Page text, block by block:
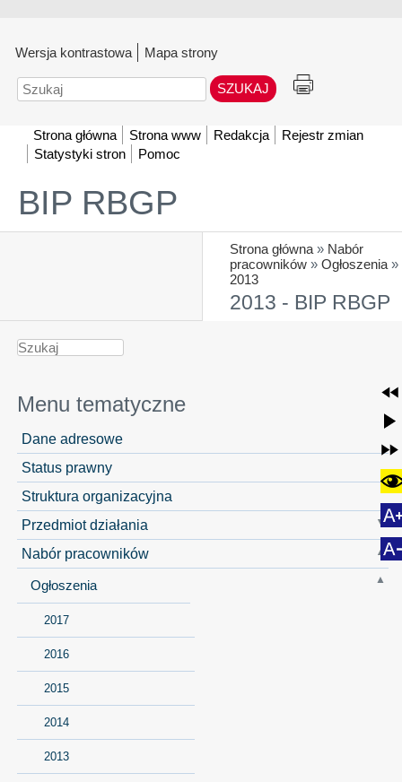
Wersja kontrastowa Mapa strony
Szukaj
Strona główna Strona www Redakcja
Rejestr zmian
Statystyki stron
Pomoc
BIP RBGP
Strona główna » Nabór
pracowników » Ogłoszenia »
2013
2013 - BIP RBGP
Menu tematyczne
Dane adresowe
Status prawny
Struktura organizacyjna
Przedmiot działania
Nabór pracowników
Ogłoszenia
2017
2016
2015
2014
2013